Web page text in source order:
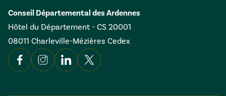
Conseil Départemental des Ardennes
Hôtel du Département - CS 20001
08011 Charleville-Mézières Cedex
FacebookInstagramLinkedin
X